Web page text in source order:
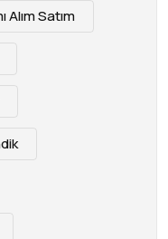
Alım Satım